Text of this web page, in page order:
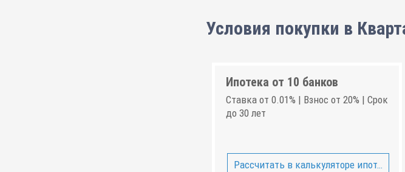
Условия покупки в
Ипотека от 10 банков
Ставка от 0.01% | Взнос от 20% | Срок
до 30 лет
Рассчитать в калькуляторе ипотеки